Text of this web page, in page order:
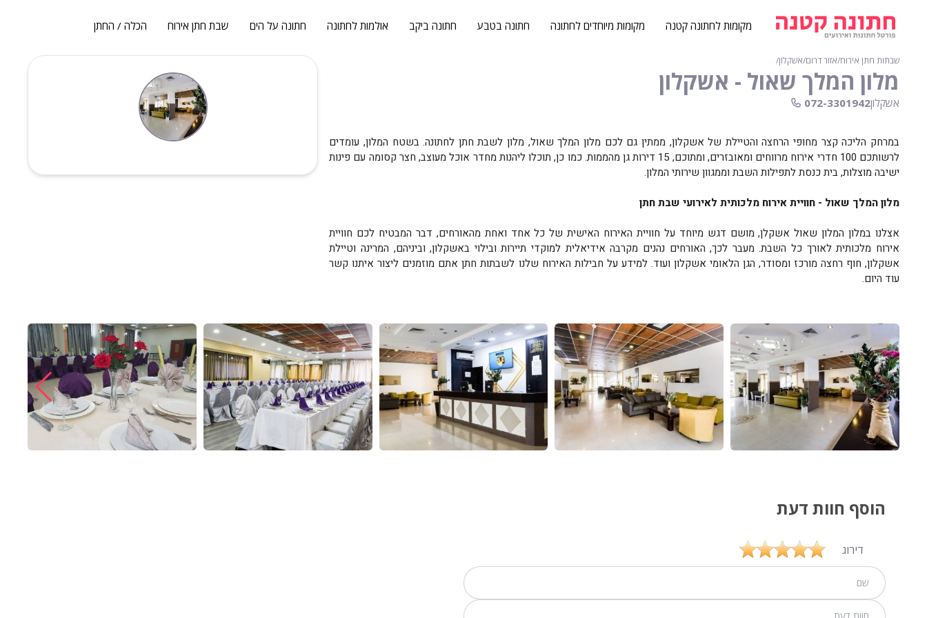
מקומות לחתונה קטנה מקומות מיוחדים לחתונה חתונה בטבע חתונה ביקב אולמות לחתונה חתונה על הים שבת חתן אירוח הכלה / החתן
שבתות חתן אירוח∕אזור דרום∕אשקלון∕
מלון המלך שאול - אשקלון
אשקלון072-3301942
במרחק הליכה קצר מחופי הרחצה והטיילת של אשקלון, ממתין גם לכם מלון המלך שאול, מלון לשבת חתן לחתונה. בשטח המלון, עומדים
לרשותכם 100 חדרי אירוח מרווחים ומאובזרים, ומתוכם, 15 דירות גן מהממות. כמו כן, תוכלו ליהנות מחדר אוכל מעוצב, חצר קסומה עם פינות
ישיבה מוצלות, בית כנסת לתפילות השבת וממגוון שירותי המלון.
מלון המלך שאול - חוויית אירוח מלכותית לאירועי שבת חתן
אצלנו במלון המלון שאול אשקלן, מושם דגש מיוחד על חוויית האירוח האישית של כל אחד ואחת מהאורחים, דבר המבטיח לכם חוויית
אירוח מלכותית לאורך כל השבת. מעבר לכך, האורחים נהנים מקרבה אידיאלית למוקדי תיירות ובילוי באשקלון, וביניהם, המרינה וטיילת
אשקלון, חוף רחצה מורכז ומסודר, הגן הלאומי אשקלון ועוד. למידע על חבילות האירוח שלנו לשבתות חתן אתם מוזמנים ליצור איתנו קשר
עוד היום.
הוסף חוות דעת
דירוג